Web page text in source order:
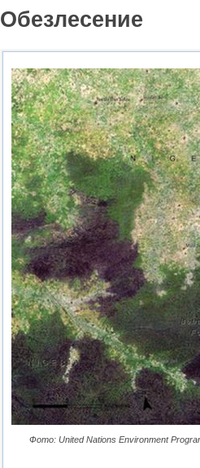
Обезлесение
Фото: United Nations Environment